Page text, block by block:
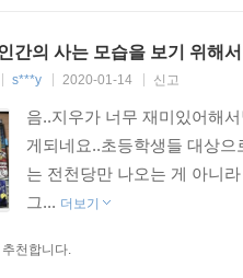
간의 사는 모습을 보기 위해
s***y 2020-01-14 신고
음..지우가 너무 재미있어해
게되네요..초등학생들 대상
는 전천당만 나오는 게 아니
그... 더보기
천합니다.